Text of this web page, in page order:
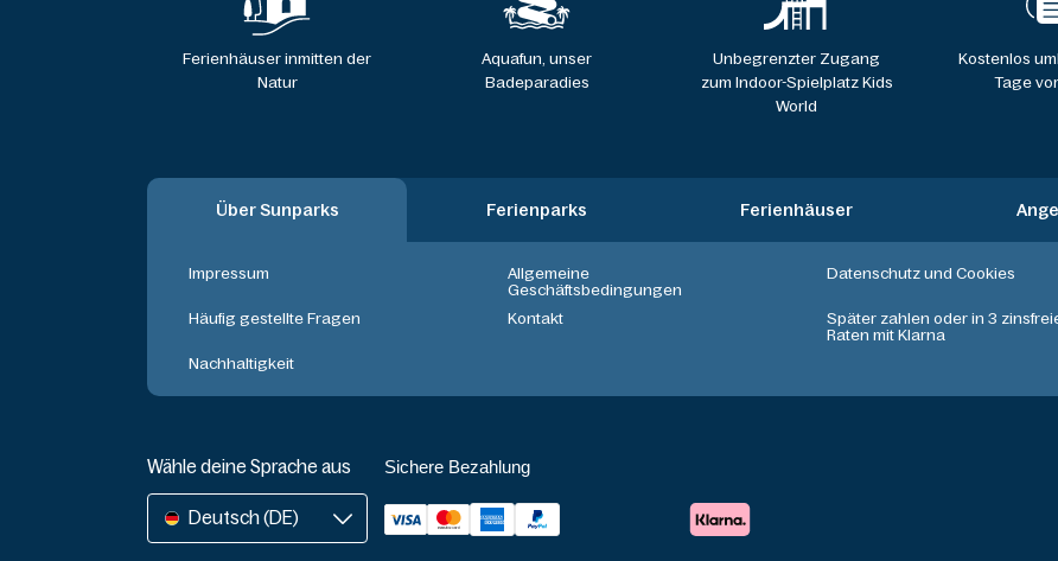
Ferienhäuser inmitten der
Natur
Aquafun, unser
Badeparadies
Unbegrenzter Zugang
zum Indoor-Spielplatz Kids
World
Kostenlos
Tage
Über Sunparks Ferienparks Ferienhäuser
Impressum
Allgemeine
Geschäftsbedingungen
Datenschutz und Cookies
Häufig gestellte Fragen Kontakt
Später zahlen oder in 3
Raten mit Klarna
Nachhaltigkeit
Wähle deine Sprache aus
Deutsch (DE)
Sichere Bezahlung